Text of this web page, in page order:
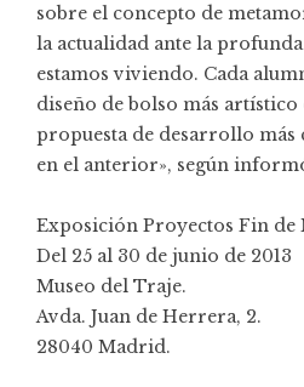
sobre el concepto de
la actualidad ante la
estamos viviendo. Cada
diseño de bolso más artístico
propuesta de desarrollo
en el anterior», según
Exposición Proyectos Fin de
Del 25 al 30 de junio de 2013
Museo del Traje.
Avda. Juan de Herrera, 2.
28040 Madrid.